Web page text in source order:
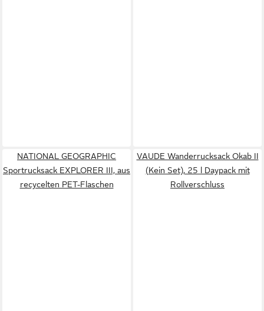
NATIONAL GEOGRAPHIC
Sportrucksack EXPLORER III, aus
recycelten PET-Flaschen
VAUDE Wanderrucksack Okab II
(Kein Set), 25 l Daypack mit
Rollverschluss